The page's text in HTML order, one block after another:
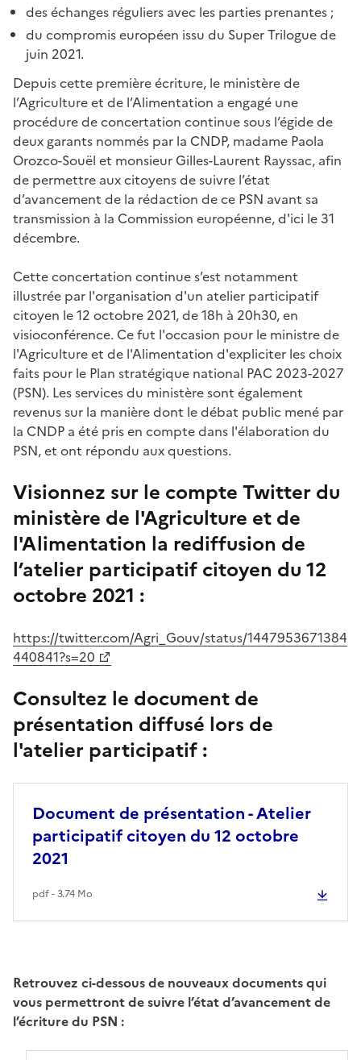
des échanges réguliers avec les parties prenantes ;
du compromis européen issu du Super Trilogue de
juin 2021.
Depuis cette première écriture, le ministère de
l’Agriculture et de l’Alimentation a engagé une
procédure de concertation continue sous l’égide de
deux garants nommés par la CNDP, madame Paola
Orozco-Souël et monsieur Gilles-Laurent Rayssac, afin
de permettre aux citoyens de suivre l’état
d’avancement de la rédaction de ce PSN avant sa
transmission à la Commission européenne, d'ici le 31
décembre.
Cette concertation continue s’est notamment
illustrée par l'organisation d'un atelier participatif
citoyen le 12 octobre 2021, de 18h à 20h30, en
visioconférence. Ce fut l'occasion pour le ministre de
l'Agriculture et de l'Alimentation d'expliciter les choix
faits pour le Plan stratégique national PAC 2023-2027
(PSN). Les services du ministère sont également
revenus sur la manière dont le débat public mené par
la CNDP a été pris en compte dans l'élaboration du
PSN, et ont répondu aux questions.
Visionnez sur le compte Twitter du
ministère de l'Agriculture et de
l'Alimentation la rediffusion de
l’atelier participatif citoyen du 12
octobre 2021 :
https://twitter.com/Agri_Gouv/status/1447953671384
440841?s=20
Consultez le document de
présentation diffusé lors de
l'atelier participatif :
Document de présentation - Atelier
participatif citoyen du 12 octobre
2021
pdf - 3.74 Mo
Retrouvez ci-dessous de nouveaux documents qui
vous permettront de suivre l’état d’avancement de
l’écriture du PSN :